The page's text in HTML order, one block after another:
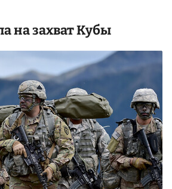
на захват Кубы